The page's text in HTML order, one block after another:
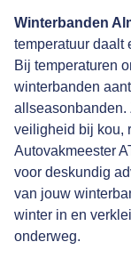
Winterbanden
temperatuur daalt
Bij temperaturen
winterbanden
allseasonbanden.
veiligheid bij kou,
Autovakmeester
voor deskundig
van jouw
winter in en
onderweg.